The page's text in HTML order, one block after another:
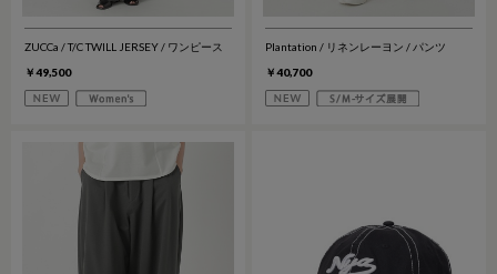
ZUCCa / T/C TWILL JERSEY / ワンピース
￥49,500
Plantation / リネンレーヨン / パンツ
￥40,700